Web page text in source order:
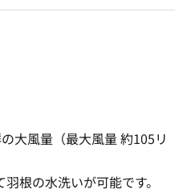
大風量（最大風量 約105リ
根の水洗いが可能です。